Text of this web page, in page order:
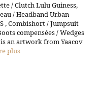
/ Clutch Lulu Guiness,
/ Headband Urban
, Combishort / Jumpsuit
compensées / Wedges
an artwork from Yaacov
plus